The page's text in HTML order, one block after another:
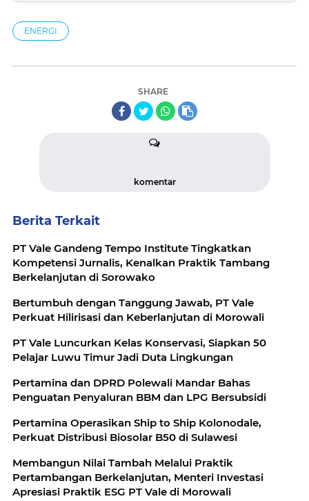
ENERGI
SHARE
komentar
Berita Terkait
PT Vale Gandeng Tempo Institute Tingkatkan
Kompetensi Jurnalis, Kenalkan Praktik Tambang
Berkelanjutan di Sorowako
Bertumbuh dengan Tanggung Jawab, PT Vale
Perkuat Hilirisasi dan Keberlanjutan di Morowali
PT Vale Luncurkan Kelas Konservasi, Siapkan 50
Pelajar Luwu Timur Jadi Duta Lingkungan
Pertamina dan DPRD Polewali Mandar Bahas
Penguatan Penyaluran BBM dan LPG Bersubsidi
Pertamina Operasikan Ship to Ship Kolonodale,
Perkuat Distribusi Biosolar B50 di Sulawesi
Membangun Nilai Tambah Melalui Praktik
Pertambangan Berkelanjutan, Menteri Investasi
Apresiasi Praktik ESG PT Vale di Morowali